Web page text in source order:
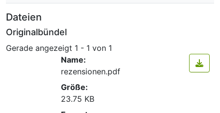
Dateien
Originalbündel
Gerade angezeigt 1 - 1 von 1
Name:
rezensionen.pdf
Größe:
23.75 KB